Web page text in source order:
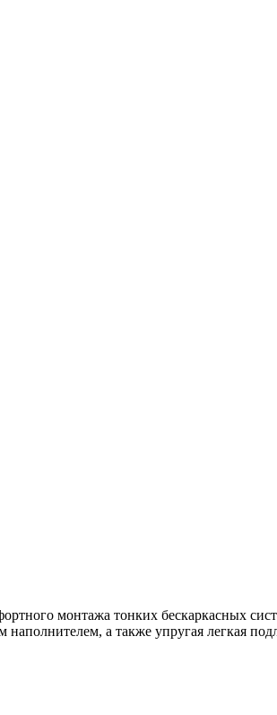
монтажа тонких бескаркасных
а также упругая легкая